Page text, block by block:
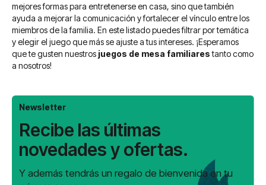
mejores formas para entretenerse en casa, sino que también
ayuda a mejorar la comunicación y fortalecer el vínculo entre los
miembros de la familia. En este listado puedes filtrar por temática
y elegir el juego que más se ajuste a tus intereses. ¡Esperamos
que te gusten nuestros juegos de mesa familiarestanto como
a nosotros!
Newsletter
Recibe las últimas
novedades y ofertas.
Y además tendrás un regalo de bienvenida en tu